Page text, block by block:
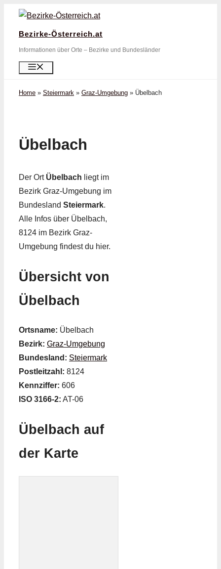
Zum
springen
Bezirke-Österreich.at
Informationen über Orte – Bezirke und Bundesländer
Home » Steiermark » Graz-Umgebung » Übelbach
Übelbach
Der Ort Übelbach liegt im
Bezirk Graz-Umgebung im
Bundesland Steiermark.
Alle Infos über Übelbach,
8124 im Bezirk Graz-
Umgebung findest du hier.
Übersicht von
Übelbach
Ortsname: Übelbach
Bezirk: Graz-Umgebung
Bundesland: Steiermark
Postleitzahl: 8124
Kennziffer: 606
ISO 3166-2: AT-06
Übelbach auf
der Karte